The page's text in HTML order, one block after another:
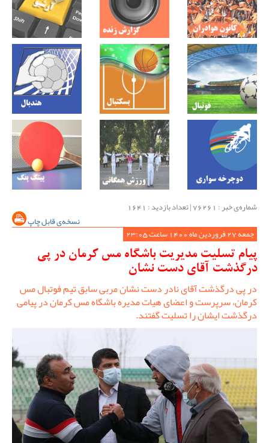
شماره‌ی خبر : ‌76261 | تعداد بازدید : 1641
نسخه‌ی قابل چاپ
جمعه 27 فروردین ماه 1400 ساعت 23:05
پیام تسلیت مدیریت باشگاه مس کرمان در پی
درگذشت آقای دست نشان
در پی درگذشت آقای نادر دست نشان مربی سابق تیم فوتبال مس
کرمان، سرپرست و اعضای هیات مدیره باشگاه مس کرمان در پیامی
درگذشت ایشان را تسلیت گفتند.